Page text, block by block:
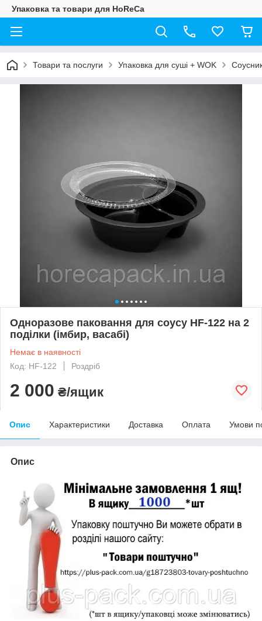
Упаковка та товари для HoReCa
Товари та послуги Упаковка для суші + WOK
Одноразове паковання для соусу HF-122 на 2
поділки (імбир, васабі)
Немає в наявності
Код: HF-122
Роздріб
2 000 ₴/ящик
Опис Характеристики Доставка Оплата Умови
Опис